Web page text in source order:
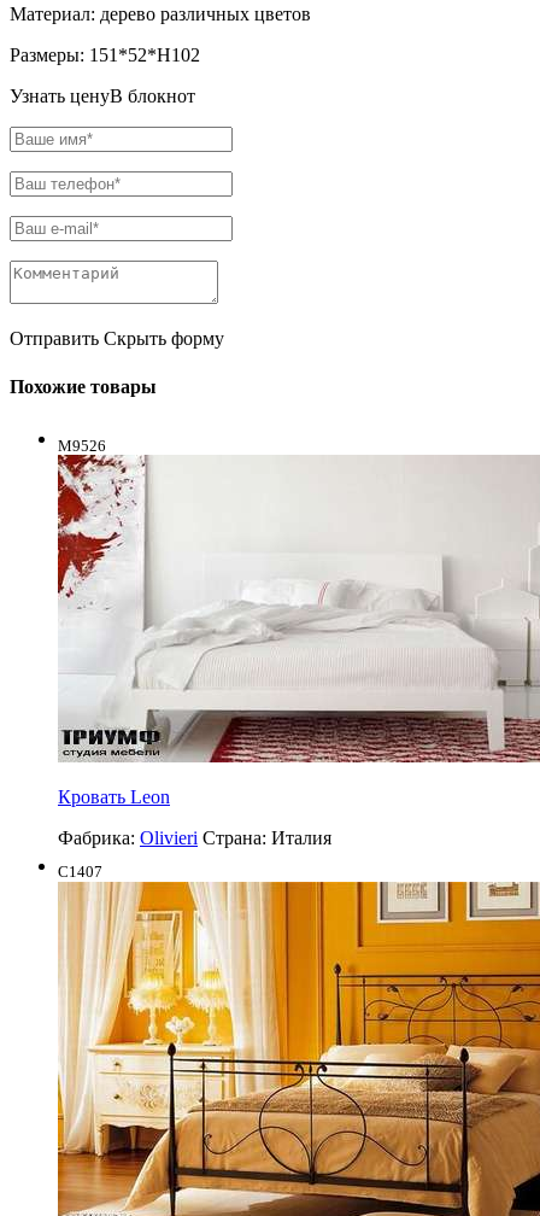
Материал: дерево различных цветов
Размеры: 151*52*H102
Узнать ценуВ блокнот
Отправить Скрыть форму
Похожие товары
M9526
Кровать Leon
Фабрика: Olivieri Страна: Италия
C1407